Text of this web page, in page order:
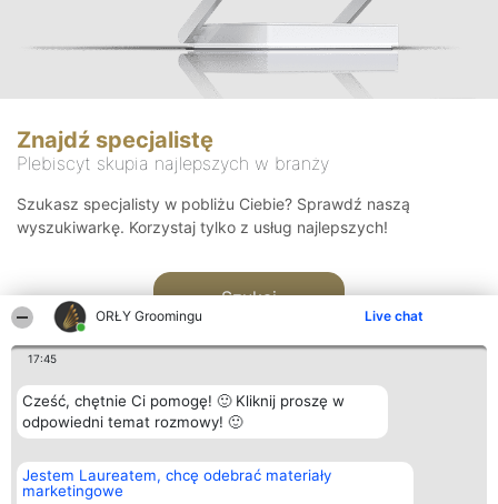
ORŁY Groomingu Live chat
17:45
Cześć, chętnie Ci pomogę! 🙂 Kliknij proszę w
odpowiedni temat rozmowy! 🙂
Jestem Laureatem, chcę odebrać materiały
marketingowe
Znajdź specjalistę
Plebiscyt skupia najlepszych w branży
Szukasz specjalisty w pobliżu Ciebie? Sprawdź naszą
wyszukiwarkę. Korzystaj tylko z usług najlepszych!
Szukaj
Organizator plebiscytu
Bright Side Solutions sp. z o.
o. sp. k.
Plebiscyt
Laureaci
Kontakt
Kontakt